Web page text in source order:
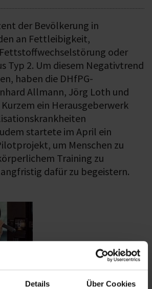
Details Über Cookies
der Bevölkerung in
an Fettleibigkeit,
oder
Typ 2. Um diesem Negativtrend
haben die DHfPG-
Allmann, Jörg Loth und
ein Herausgeberwerk
startete im April ein
um Menschen zu
Training zu
dafür zu begeistern.
sind für einen Großteil der